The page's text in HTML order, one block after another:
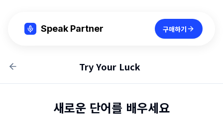
Speak Partner 구매하기
Try Your Luck
새로운 단어를 배우세요